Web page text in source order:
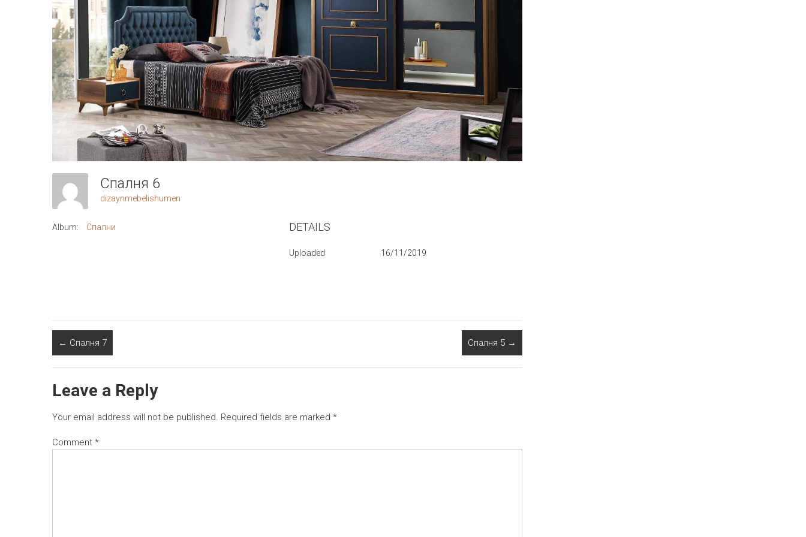
Спалня 6
dizaynmebelishumen
Album: Спални DETAILS
Uploaded 16/11/2019
← Спалня 7 Спалня 5 →
Leave a Reply
Your email address will not be published. Required fields are marked *
Comment *